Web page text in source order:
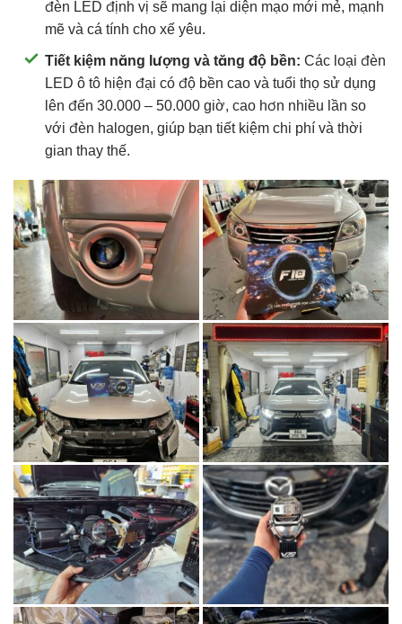
đèn LED định vị sẽ mang lại diện mạo mới mẻ, mạnh
mẽ và cá tính cho xế yêu.
Tiết kiệm năng lượng và tăng độ bền: Các loại đèn
LED ô tô hiện đại có độ bền cao và tuổi thọ sử dụng
lên đến 30.000 – 50.000 giờ, cao hơn nhiều lần so
với đèn halogen, giúp bạn tiết kiệm chi phí và thời
gian thay thế.